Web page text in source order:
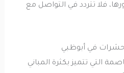
تتردد في التواصل مع
في أبوظبي
تتميز بكثرة المباني